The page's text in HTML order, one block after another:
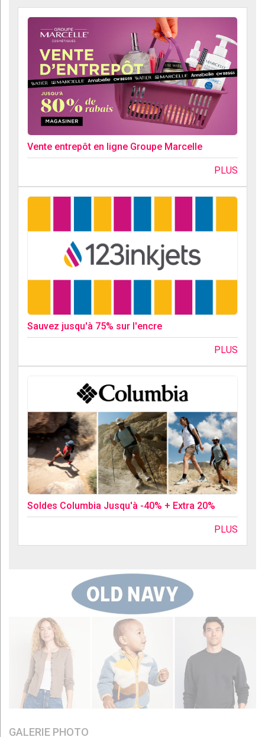
Vente entrepôt en ligne Groupe Marcelle
PLUS
Sauvez jusqu'à 75% sur l'encre
PLUS
Soldes Columbia Jusqu'à -40% + Extra 20%
PLUS
GALERIE PHOTO